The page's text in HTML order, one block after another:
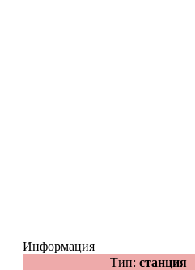
Информация
Тип: станция